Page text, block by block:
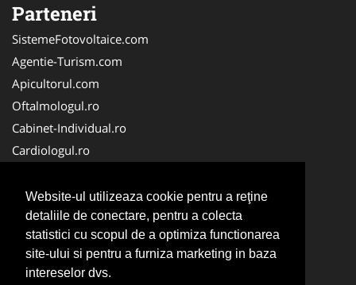
Website-ul utilizeaza cookie pentru a reţine
detaliile de conectare, pentru a colecta
statistici cu scopul de a optimiza functionarea
site-ului si pentru a furniza marketing in baza
intereselor dvs.
Parteneri
SistemeFotovoltaice.com
Agentie-Turism.com
Apicultorul.com
Oftalmologul.ro
Cabinet-Individual.ro
Cardiologul.ro
CramaVinuri.ro
Centru-Copiere.ro
CentruInchirieri.ro
Medic-Bun.com